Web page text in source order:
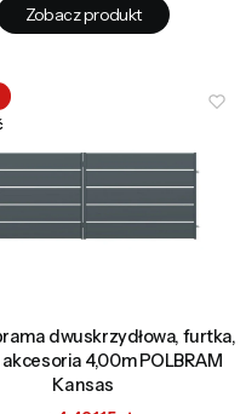
Zobacz produkt
dwuskrzydłowa, furtka,
akcesoria 4,00m POLBRAM
Kansas